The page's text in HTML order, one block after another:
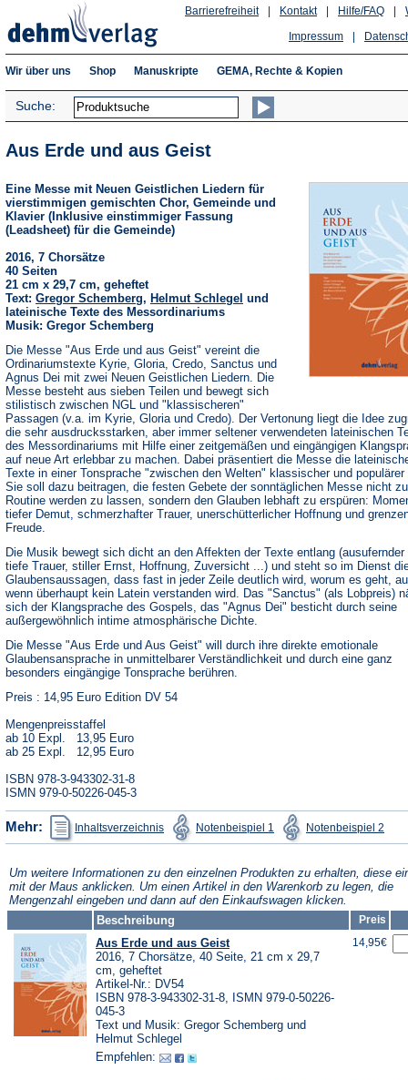
Hilfe/FAQ
Kontakt
Barrierefreiheit
Impressum
Wir über uns Shop Manuskripte GEMA, Rechte & Kopien
Suche:
Aus Erde und aus Geist
Eine Messe mit Neuen Geistlichen Liedern für
vierstimmigen gemischten Chor, Gemeinde und
Klavier (Inklusive einstimmiger Fassung
(Leadsheet) für die Gemeinde)
2016, 7 Chorsätze
40 Seiten
21 cm x 29,7 cm, geheftet
Text: Gregor Schemberg, Helmut Schlegel und
lateinische Texte des Messordinariums
Musik: Gregor Schemberg
Die Messe "Aus Erde und aus Geist" vereint die
Ordinariumstexte Kyrie, Gloria, Credo, Sanctus und
Agnus Dei mit zwei Neuen Geistlichen Liedern. Die
Messe besteht aus sieben Teilen und bewegt sich
stilistisch zwischen NGL und "klassischeren"
Passagen (v.a. im Kyrie, Gloria und Credo). Der Vertonung liegt die Idee
die sehr ausdrucksstarken, aber immer seltener verwendeten lateinischen
des Messordinariums mit Hilfe einer zeitgemäßen und eingängigen
auf neue Art erlebbar zu machen. Dabei präsentiert die Messe die
Texte in einer Tonsprache "zwischen den Welten" klassischer und
Sie soll dazu beitragen, die festen Gebete der sonntäglichen Messe nicht
Routine werden zu lassen, sondern den Glauben lebhaft zu erspüren:
tiefer Demut, schmerzhafter Trauer, unerschütterlicher Hoffnung und
Freude.
Die Musik bewegt sich dicht an den Affekten der Texte entlang (ausufernder
tiefe Trauer, stiller Ernst, Hoffnung, Zuversicht ...) und steht so im Dienst
Glaubensaussagen, dass fast in jeder Zeile deutlich wird, worum es geht,
wenn überhaupt kein Latein verstanden wird. Das "Sanctus" (als Lobpreis)
sich der Klangsprache des Gospels, das "Agnus Dei" besticht durch seine
außergewöhnlich intime atmosphärische Dichte.
Die Messe "Aus Erde und Aus Geist" will durch ihre direkte emotionale
Glaubensansprache in unmittelbarer Verständlichkeit und durch eine ganz
besonders eingängige Tonsprache berühren.
Preis : 14,95 Euro Edition DV 54
Mengenpreisstaffel
ab 10 Expl. 13,95 Euro
ab 25 Expl. 12,95 Euro
ISBN 978-3-943302-31-8
ISMN 979-0-50226-045-3
Mehr: Inhaltsverzeichnis
(Öffnet
in
einem
Tab)
Notenbeispiel 1
(Öffnet
in
einem
Tab)
Notenbeispiel 2in
Tab)
Um weitere Informationen zu den einzelnen Produkten zu erhalten, diese
mit der Maus anklicken. Um einen Artikel in den Warenkorb zu legen, die
Mengenzahl eingeben und dann auf den Einkaufswagen klicken.
Beschreibung
Preis
Aus Erde und aus Geist
2016, 7 Chorsätze, 40 Seite, 21 cm x 29,7
cm, geheftet
Artikel-Nr.: DV54
ISBN 978-3-943302-31-8, ISMN 979-0-50226-
045-3
Text und Musik: Gregor Schemberg und
Helmut Schlegel
Empfehlen:
14,95€